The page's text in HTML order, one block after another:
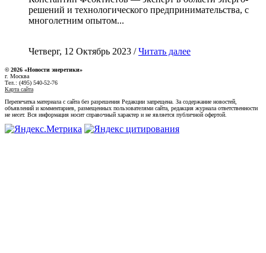
решений и технологического предпринимательства, с
многолетним опытом...
Четверг, 12 Октябрь 2023 /Читать далее
© 2026 «Новости энеретики»
г. Москва
Тел.: (495) 540-52-76
Карта сайта
Перепечатка материала с сайта без разрешения Редакции запрещена. За содержание новостей,
объявлений и комментариев, размещенных пользователями сайта, редакция журнала ответственности
не несет. Вся информация носит справочный характер и не является публичной офертой.